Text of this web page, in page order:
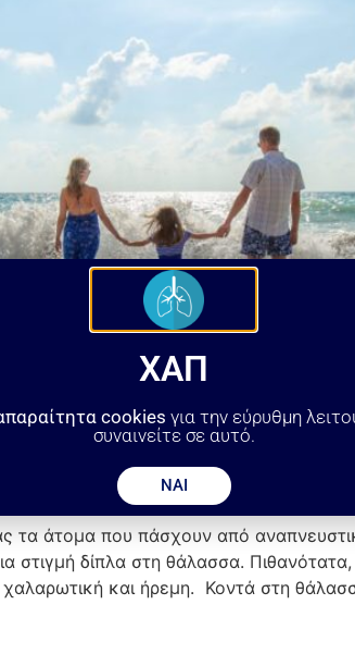
άτομα που πάσχουν από
δίπλα στη θάλασσα.
και ήρεμη. Κοντά στη
ΧΑΠ
cookies για την εύρυθμη
συναινείτε σε αυτό.
ΝΑΙ